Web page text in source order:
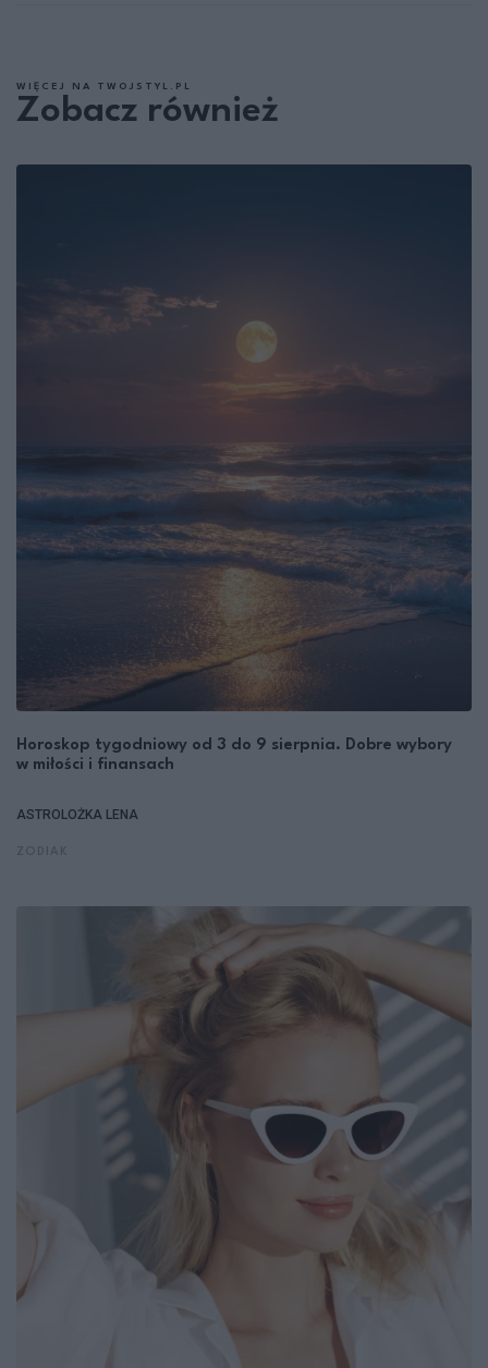
WIĘCEJ NA TWOJSTYL.PL
Zobacz również
Horoskop tygodniowy od 3 do 9 sierpnia. Dobre wybory
w miłości i finansach
ASTROLOŻKA LENA